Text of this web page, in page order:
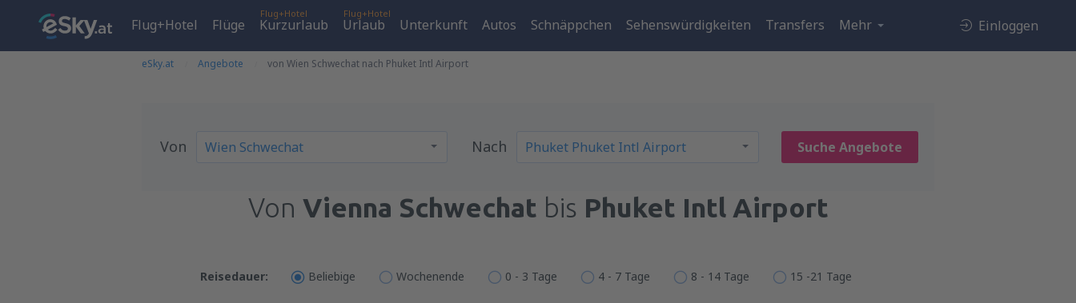
Flug+Hotel Flüge
Flug+Hotel
Kurzurlaub
Flug+Hotel
Urlaub Unterkunft Autos Schnäppchen Sehenswürdigkeiten Transfers Mehr Einloggen
eSky.at Angebote von Wien Schwechat nach Phuket Intl Airport
Von Nach Suche Angebote
Von Vienna Schwechat bis Phuket Intl Airport
Reisedauer: Beliebige Wochenende 0 - 3 Tage 4 - 7 Tage 8 - 14 Tage 15 -21 Tage